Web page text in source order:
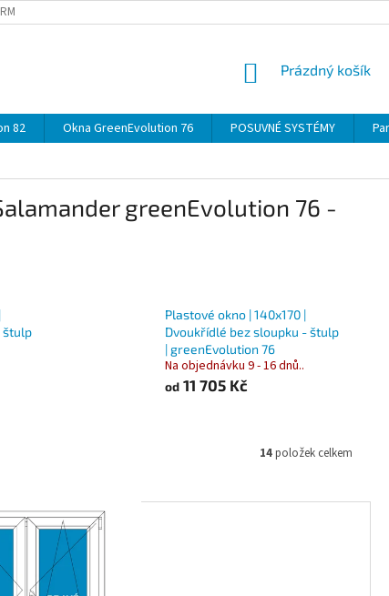
NÁKUPNÍ
Prázdný košík
82 Okna GreenEvolution 76 POSUVNÉ SYSTÉMY
greenEvolution 76 -
štulp
Plastové okno | 140x170 |
Dvoukřídlé bez sloupku - štulp
| greenEvolution 76
Na objednávku 9 - 16 dnů..
od11 705 Kč
14položek celkem